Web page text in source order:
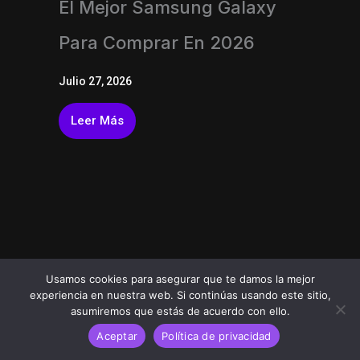
El Mejor Samsung Galaxy
Para Comprar En 2026
Julio 27, 2026
Leer Más
Usamos cookies para asegurar que te damos la mejor
experiencia en nuestra web. Si continúas usando este sitio,
asumiremos que estás de acuerdo con ello.
Aceptar
Política de privacidad